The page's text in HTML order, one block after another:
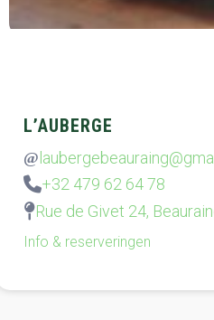
L’AUBERGE
+32 479 62 64 78
Rue de Givet 24,
Info & reserveringen